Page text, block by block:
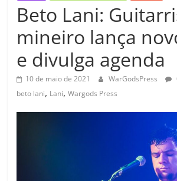
Beto Lani:
mineiro lança
e divulga agenda
10 de maio de 2021 WarGodsPress
beto lani, Lani,Wargods Press